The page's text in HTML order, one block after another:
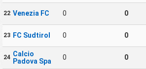
22 Venezia FC 0 0
23 FC Sudtirol 0 0
24 Calcio
Padova Spa
0 0